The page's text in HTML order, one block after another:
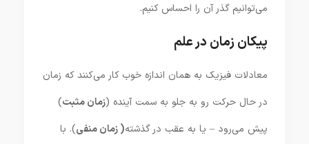
می‌توانیم گذر آن را احساس کنیم.
پیکان زمان در علم
معادلات فیزیک به همان اندازه خوب کار می‌کنند که زمان
در حال حرکت رو به جلو به سمت آینده (زمان مثبت)
پیش می‌رود – یا به عقب در گذشته( زمان منفی). با